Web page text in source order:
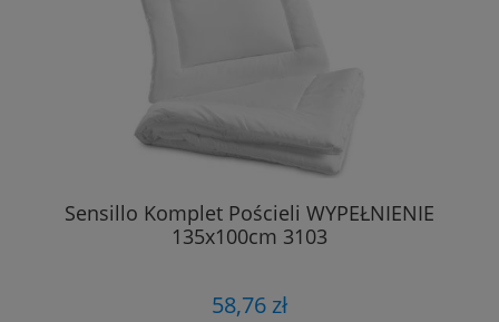
Sensillo Komplet Pościeli WYPEŁNIENIE
135x100cm 3103
58,76 zł